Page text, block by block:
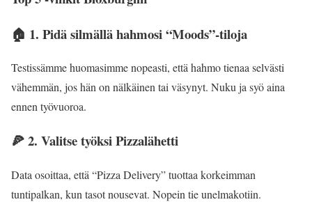
🏠 1. Pidä silmällä hahmosi “Moods”-tiloja
Testissämme huomasimme nopeasti, että hahmo tienaa selvästi
vähemmän, jos hän on nälkäinen tai väsynyt. Nuku ja syö aina
ennen työvuoroa.
🍕 2. Valitse työksi Pizzalähetti
Data osoittaa, että “Pizza Delivery” tuottaa korkeimman
tuntipalkan, kun tasot nousevat. Nopein tie unelmakotiin.